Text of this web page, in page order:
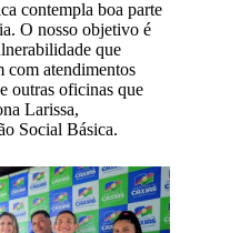
contempla boa parte
O nosso objetivo é
que
com atendimentos
outras oficinas que
Larissa,
Social Básica.